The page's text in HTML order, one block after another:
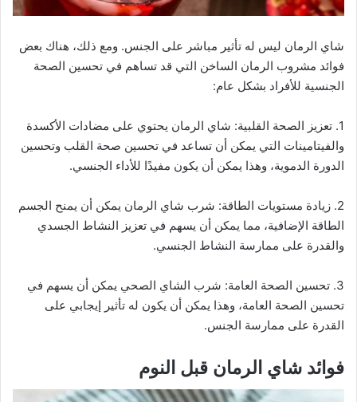
شاي الرمان ليس له تأثير مباشر على الجنس. ومع ذلك، هناك بعض
فوائد مشروب الرمان الساخن التي قد تساهم في تحسين الصحة
الجنسية للأفراد بشكل عام:
1. تعزيز الصحة القلبية: شاي الرمان يحتوي على مضادات الأكسدة
والفيتامينات التي يمكن أن تساعد في تحسين صحة القلب وتحسين
الدورة الدموية، وهذا يمكن أن يكون مفيدًا للأداء الجنسي.
2. زيادة مستويات الطاقة: شرب شاي الرمان يمكن أن يمنح الجسم
الطاقة الإضافية، مما يمكن أن يسهم في تعزيز النشاط الجسدي
والقدرة على ممارسة النشاط الجنسي.
3. تحسين الصحة العامة: شرب الشاي الصحي يمكن أن يسهم في
تحسين الصحة العامة، وهذا يمكن أن يكون له تأثير إيجابي على
القدرة على ممارسة الجنس.
فوائد شاي الرمان قبل النوم